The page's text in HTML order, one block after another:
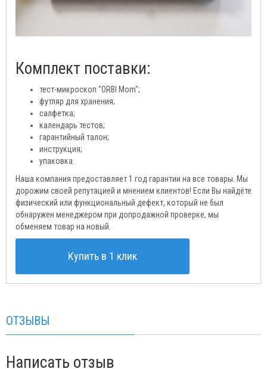
Комплект поставки:
тест-микроскоп "ORBI Mom";
футляр для хранения;
салфетка;
календарь тестов;
гарантийный талон;
инструкция;
упаковка.
Наша компания предоставляет 1 год гарантии на все товары. Мы
дорожим своей репутацией и мнением клиентов! Если Вы найдёте
физический или функциональный дефект, который не был
обнаружен менеджером при допродажной проверке, мы
обменяем товар на новый.
Купить в 1 клик
ОТЗЫВЫ
Написать отзыв